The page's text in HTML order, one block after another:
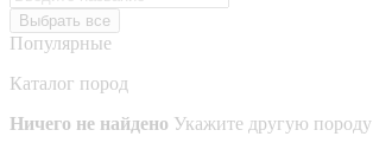
Выбрать все
Популярные
Каталог пород
Ничего не найдено Укажите другую породу